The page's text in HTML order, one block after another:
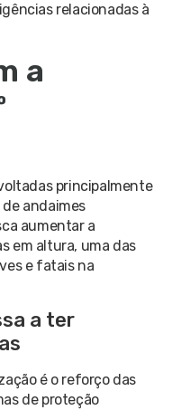
relacionadas à
a
principalmente
andaimes
aumentar a
em altura, uma das
e fatais na
a ter
é o reforço das
de proteção